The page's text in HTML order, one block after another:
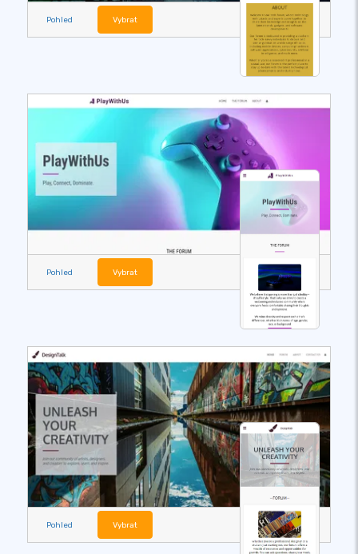
Pohled Vybrat
Pohled Vybrat
Pohled Vybrat